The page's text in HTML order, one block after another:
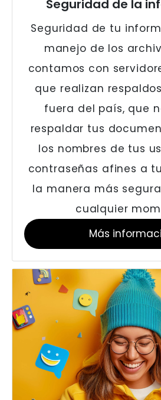
Seguridad de la
Seguridad de tu
manejo de los
contamos con
que realizan
fuera del país, que
respaldar tus
los nombres de tus
contraseñas afines a
la manera más
cualquier
Más